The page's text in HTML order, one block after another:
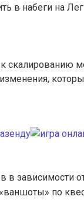
в набеги на
скалированию
в зависимости
по